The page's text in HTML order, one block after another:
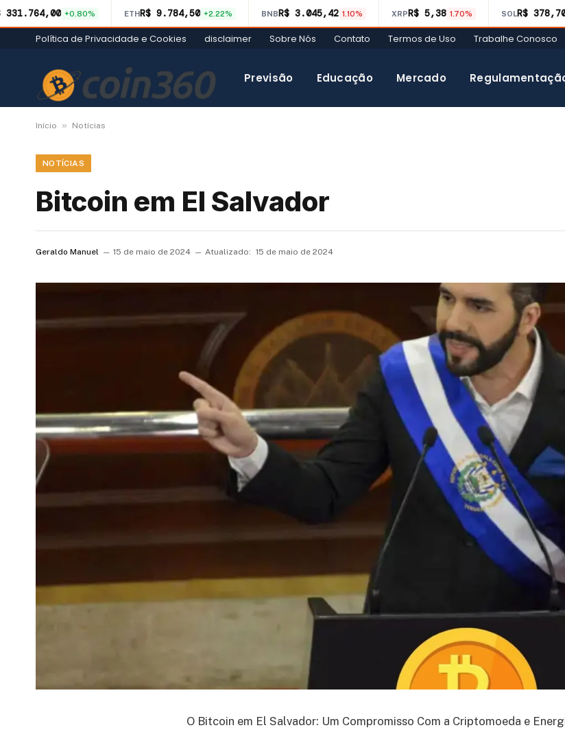
331.764,00 +0.80% ETHR$ 9.784,50 +2.22% BNBR$ 3.045,42 1.10% XRPR$ 5,38 1.70% SOLR$
Política de Privacidade e Cookies disclaimer Sobre Nós Contato Termos de Uso Trabalhe Conosco
Previsão Educação Mercado
Início » Notícias
NOTÍCIAS
Bitcoin em El Salvador
Geraldo Manuel 15 de maio de 2024 Atualizado: 15 de maio de 2024
O Bitcoin em El Salvador: Um Compromisso Com a Criptomoeda e